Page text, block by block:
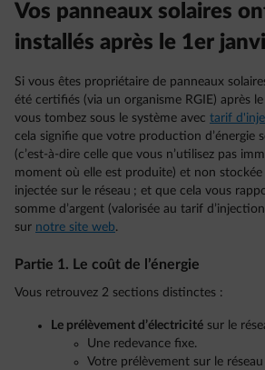
Vos panneaux solaires
installés après le 1er
Si vous êtes propriétaire de panneaux
été certifiés (via un organisme RGIE) après le
vous tombez sous le système avec tarif
cela signifie que votre production d’énergie
(c’est-à-dire celle que vous n’utilisez pas
moment où elle est produite) et non
injectée sur le réseau ; et que cela vous
somme d’argent (valorisée au tarif
sur notre site web.
Partie 1. Le coût de l’énergie
Vous retrouvez 2 sections distinctes :
Le prélèvement d’électricité sur le
Une redevance fixe.
Votre prélèvement sur le